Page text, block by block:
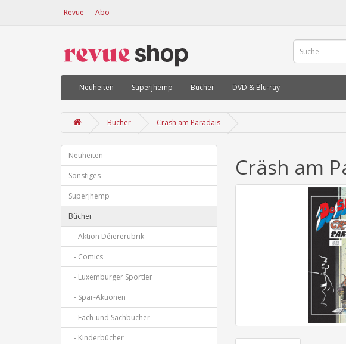
Revue Abo
Neuheiten Superjhemp Bücher DVD & Blu-ray
Bücher Cräsh am Paradäis
Neuheiten
Sonstiges
Superjhemp
Bücher
- Aktion Déiererubrik
- Comics
- Luxemburger Sportler
- Spar-Aktionen
- Fach-und Sachbücher
- Kinderbücher
Cräsh am